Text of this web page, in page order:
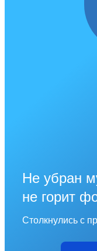
Не убран
не горит
Столкнулись с